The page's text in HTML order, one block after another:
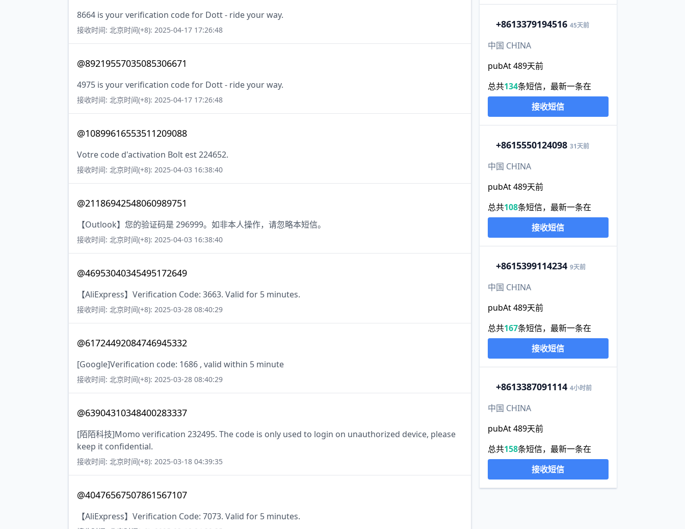
8664 is your verification code for Dott - ride your way.
接收时间: 北京时间(+8): 2025-04-17 17:26:48
@89219557035085306671
4975 is your verification code for Dott - ride your way.
接收时间: 北京时间(+8): 2025-04-17 17:26:48
@10899616553511209088
Votre code d'activation Bolt est 224652.
接收时间: 北京时间(+8): 2025-04-03 16:38:40
@21186942548060989751
【Outlook】您的验证码是 296999。如非本人操作，请忽略本短信。
接收时间: 北京时间(+8): 2025-04-03 16:38:40
@46953040345495172649
【AliExpress】Verification Code: 3663. Valid for 5 minutes.
接收时间: 北京时间(+8): 2025-03-28 08:40:29
@61724492084746945332
[Google]Verification code: 1686 , valid within 5 minute
接收时间: 北京时间(+8): 2025-03-28 08:40:29
@63904310348400283337
[陌陌科技]Momo verification 232495. The code is only used to login on unauthorized device, please
keep it confidential.
接收时间: 北京时间(+8): 2025-03-18 04:39:35
@40476567507861567107
【AliExpress】Verification Code: 7073. Valid for 5 minutes.
+8613379194516 45天前
中国 CHINA
pubAt 489天前
总共134条短信，最新一条在
接收短信
+8615550124098 31天前
中国 CHINA
pubAt 489天前
总共108条短信，最新一条在
接收短信
+8615399114234 9天前
中国 CHINA
pubAt 489天前
总共167条短信，最新一条在
接收短信
+8613387091114 4小时前
中国 CHINA
pubAt 489天前
总共158条短信，最新一条在
接收短信